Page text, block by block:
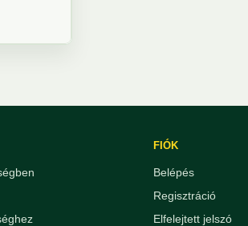
FIÓK
Belépés
Regisztráció
Elfelejtett jelszó